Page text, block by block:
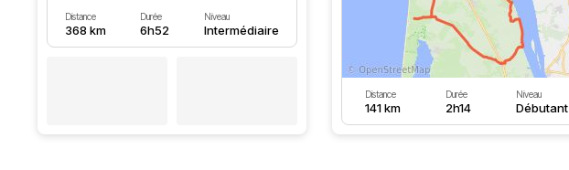
Distance
368 km
Durée
6h52
Niveau
Intermédiaire
Distance
141 km
Durée
2h14
Niveau
Débutant